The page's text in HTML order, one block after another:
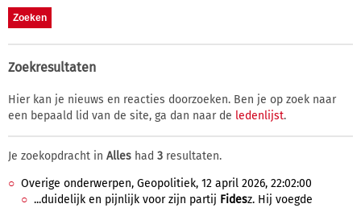
Zoekresultaten
Hier kan je nieuws en reacties doorzoeken. Ben je op zoek naar
een bepaald lid van de site, ga dan naar de ledenlijst.
Je zoekopdracht in Alles had 3 resultaten.
Overige onderwerpen, Geopolitiek, 12 april 2026, 22:02:00
...duidelijk en pijnlijk voor zijn partij Fidesz. Hij voegde